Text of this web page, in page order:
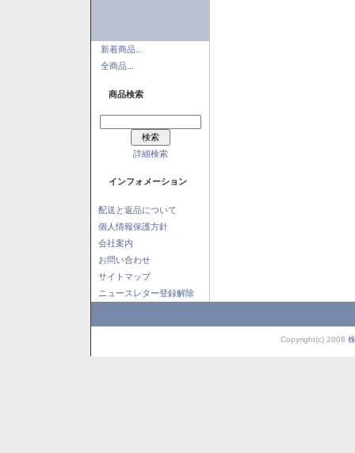
新着商品...
全商品...
商品検索
詳細検索
インフォメーション
配送と返品について
個人情報保護方針
会社案内
お問い合わせ
サイトマップ
ニュースレター登録解除
Copyright(c) 2008